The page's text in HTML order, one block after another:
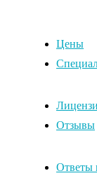
Цены
Отзывы
Ответы